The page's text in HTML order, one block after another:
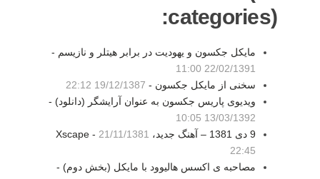
categories):
مایکل جکسون و یهودیت در برابر هیتلر و نازیسم -
22/02/1391 11:00
سخنی از مایکل جکسون - 19/12/1387 22:12
ویدیوی پاریس جکسون به عنوان آرایشگر (دانلود) -
13/03/1392 10:05
9 دی 1381 – آهنگ جديد، Xscape -
21/11/1381
22:45
مصاحبه ی اکسس هالیوود با مایکل (بخش دوم) -